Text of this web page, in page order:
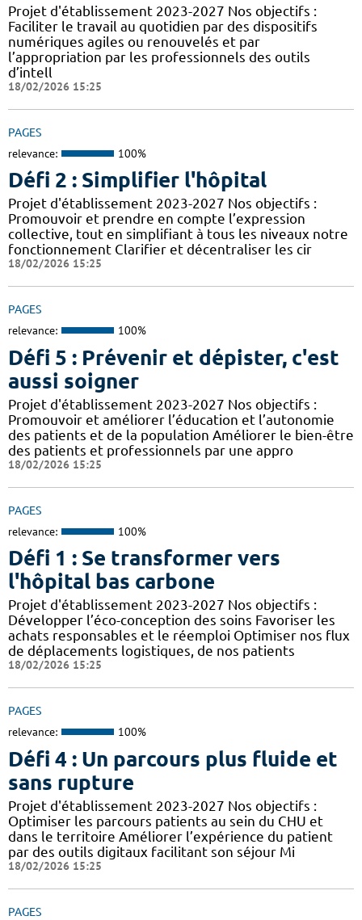
Projet d'établissement 2023-2027 Nos objectifs :
Faciliter le travail au quotidien par des dispositifs
numériques agiles ou renouvelés et par
l’appropriation par les professionnels des outils
d’intell
18/02/2026 15:25
PAGES
relevance: 100%
Défi 2 : Simplifier l'hôpital
Projet d'établissement 2023-2027 Nos objectifs :
Promouvoir et prendre en compte l’expression
collective, tout en simplifiant à tous les niveaux notre
fonctionnement Clarifier et décentraliser les cir
18/02/2026 15:25
PAGES
relevance: 100%
Défi 5 : Prévenir et dépister, c'est
aussi soigner
Projet d'établissement 2023-2027 Nos objectifs :
Promouvoir et améliorer l’éducation et l’autonomie
des patients et de la population Améliorer le bien-être
des patients et professionnels par une appro
18/02/2026 15:25
PAGES
relevance: 100%
Défi 1 : Se transformer vers
l'hôpital bas carbone
Projet d'établissement 2023-2027 Nos objectifs :
Développer l’éco-conception des soins Favoriser les
achats responsables et le réemploi Optimiser nos flux
de déplacements logistiques, de nos patients
18/02/2026 15:25
PAGES
relevance: 100%
Défi 4 : Un parcours plus fluide et
sans rupture
Projet d'établissement 2023-2027 Nos objectifs :
Optimiser les parcours patients au sein du CHU et
dans le territoire Améliorer l’expérience du patient
par des outils digitaux facilitant son séjour Mi
18/02/2026 15:25
PAGES